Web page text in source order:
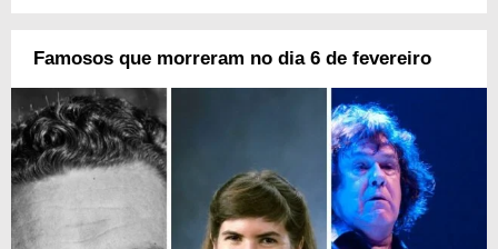
Famosos que morreram no dia 6 de fevereiro